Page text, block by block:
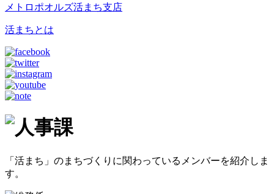
メトロポオルズ活まち支店
活まちとは
「活まち」のまちづくりに関わっているメンバーを紹介しま
す。